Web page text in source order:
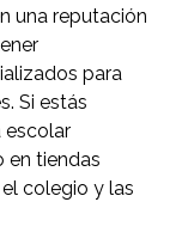
una reputación
para
Si estás
escolar
en tiendas
colegio y las